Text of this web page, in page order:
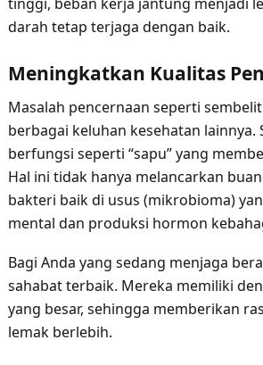
darah tetap terjaga dengan baik.
Meningkatkan Kualitas
Masalah pencernaan seperti
berbagai keluhan kesehatan
berfungsi seperti “sapu” yang
Hal ini tidak hanya melancarkan
bakteri baik di usus (mikrobioma)
mental dan produksi hormon
Bagi Anda yang sedang menjaga
sahabat terbaik. Mereka memiliki
yang besar, sehingga memberikan
lemak berlebih.